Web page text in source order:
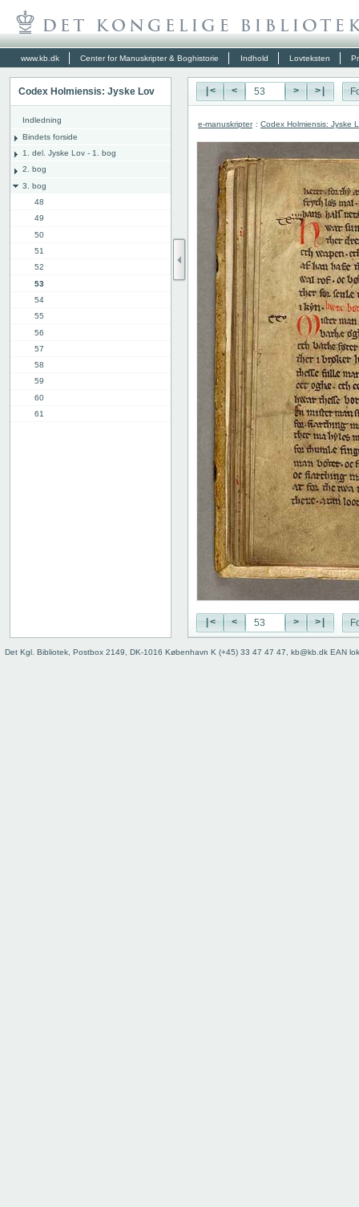
www.kb.dk Center for Manuskripter & Boghistorie Indhold Lovteksten
Codex Holmiensis: Jyske Lov
Indledning
Bindets forside
1. del. Jyske Lov - 1. bog
2. bog
3. bog
48
49
50
51
52
53
54
55
56
57
58
59
60
61
|< < > >|
e-manuskripter : Codex Holmiensis: Jyske
|< < > >|
Det Kgl. Bibliotek, Postbox 2149, DK-1016 København K (+45) 33 47 47 47, kb@kb.dk EAN